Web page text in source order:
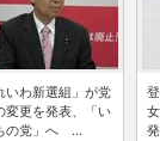
いわ新選組」が党
変更を発表、「い
の党」へ ...